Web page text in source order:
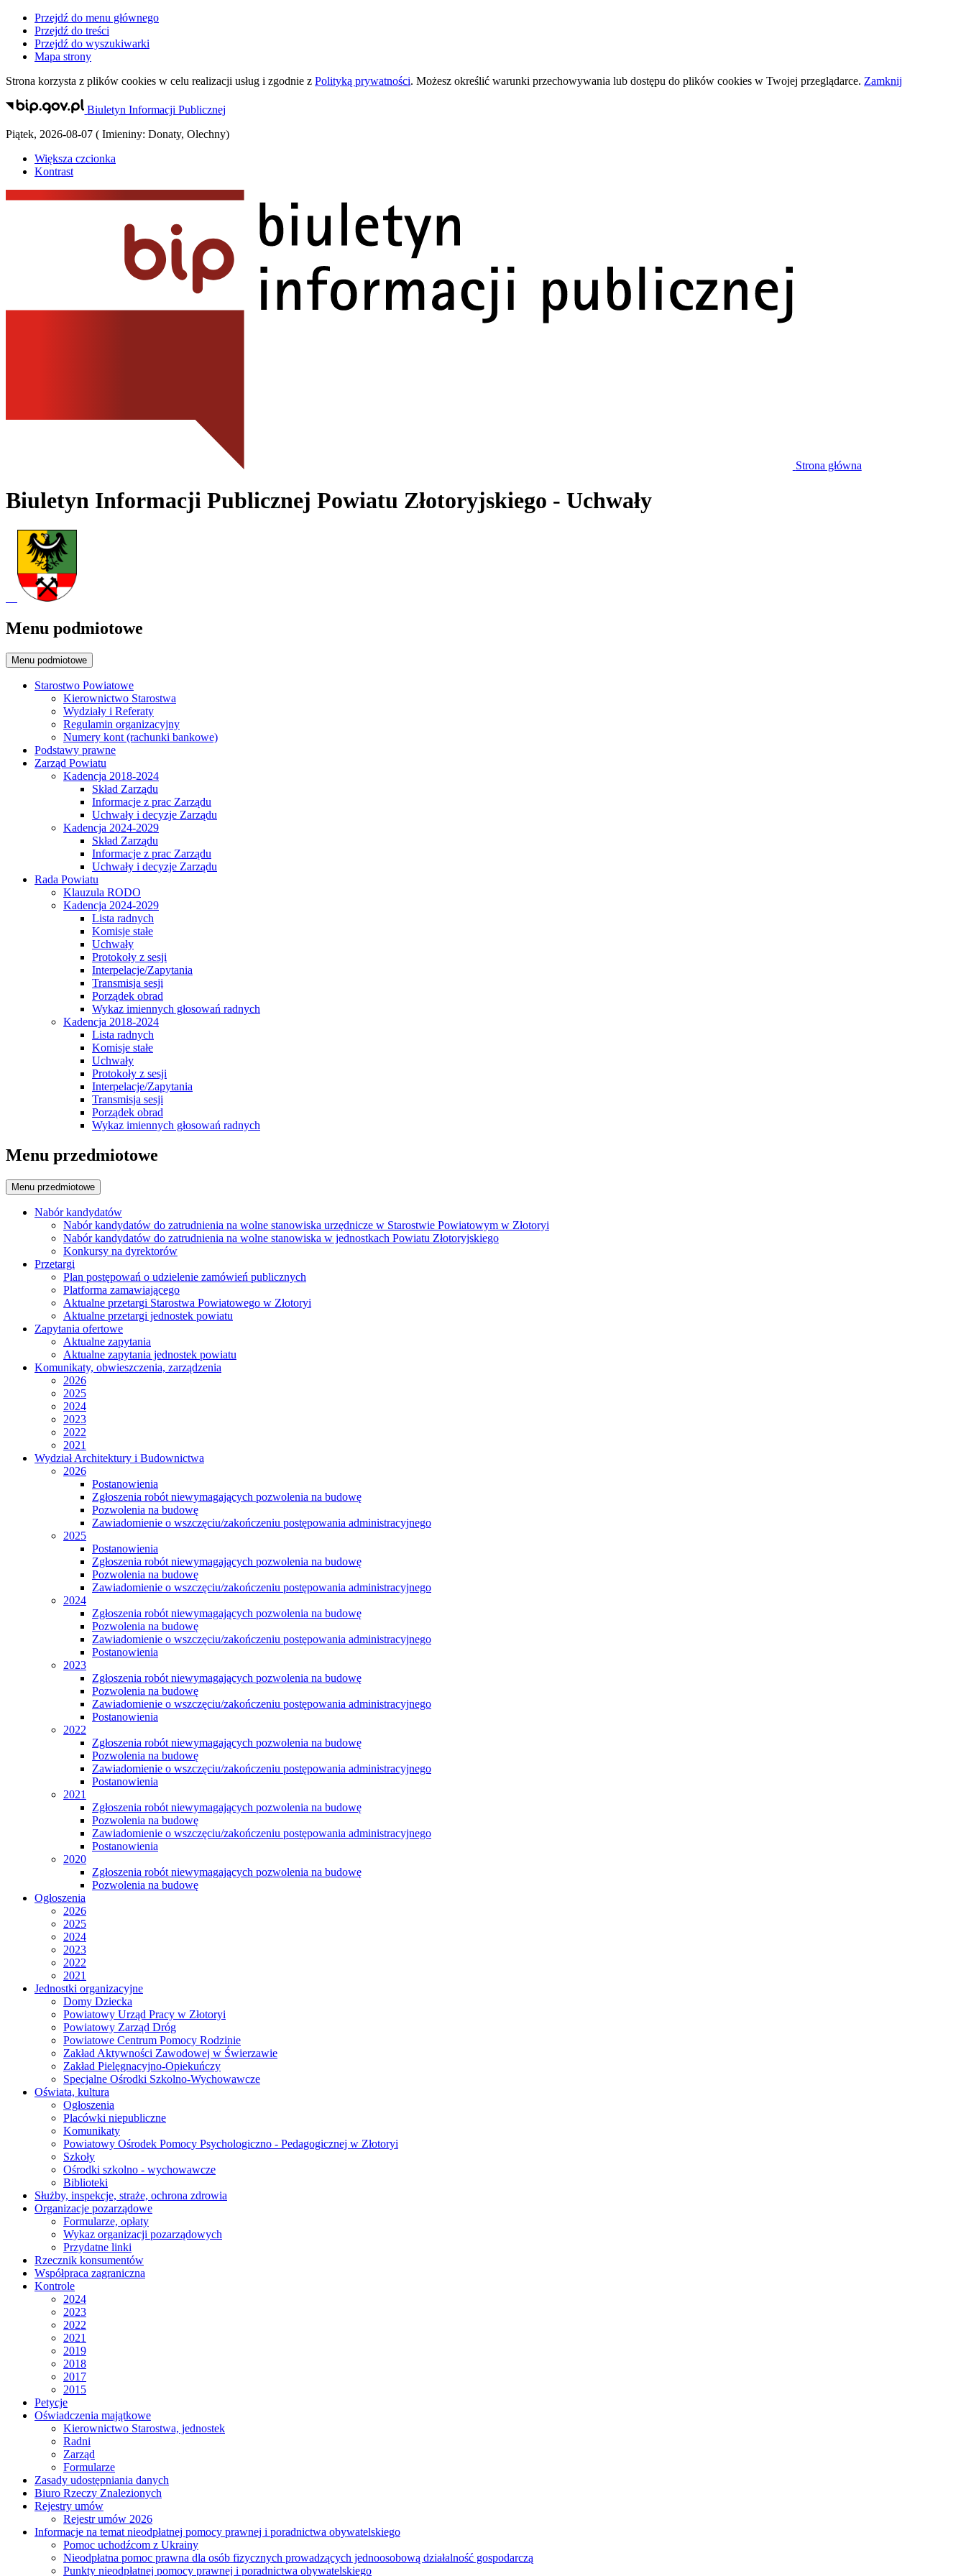
Przejdź do menu głównego
Przejdź do treści
Przejdź do wyszukiwarki
Mapa strony
Strona korzysta z plików cookies w celu realizacji usług i zgodnie z Polityką prywatności. Możesz określić warunki przechowywania lub dostępu do plików cookies w Twojej przeglądarce. Zamknij
Biuletyn Informacji Publicznej
Piątek, 2026-08-07 ( Imieniny: Donaty, Olechny)
Większa czcionka
Kontrast
Strona główna
Biuletyn Informacji Publicznej Powiatu Złotoryjskiego - Uchwały
Menu podmiotowe
Menu podmiotowe
Starostwo Powiatowe
Kierownictwo Starostwa
Wydziały i Referaty
Regulamin organizacyjny
Numery kont (rachunki bankowe)
Podstawy prawne
Zarząd Powiatu
Kadencja 2018-2024
Skład Zarządu
Informacje z prac Zarządu
Uchwały i decyzje Zarządu
Kadencja 2024-2029
Skład Zarządu
Informacje z prac Zarządu
Uchwały i decyzje Zarządu
Rada Powiatu
Klauzula RODO
Kadencja 2024-2029
Lista radnych
Komisje stałe
Uchwały
Protokoły z sesji
Interpelacje/Zapytania
Transmisja sesji
Porządek obrad
Wykaz imiennych głosowań radnych
Kadencja 2018-2024
Lista radnych
Komisje stałe
Uchwały
Protokoły z sesji
Interpelacje/Zapytania
Transmisja sesji
Porządek obrad
Wykaz imiennych głosowań radnych
Menu przedmiotowe
Menu przedmiotowe
Nabór kandydatów
Nabór kandydatów do zatrudnienia na wolne stanowiska urzędnicze w Starostwie Powiatowym w Złotoryi
Nabór kandydatów do zatrudnienia na wolne stanowiska w jednostkach Powiatu Złotoryjskiego
Konkursy na dyrektorów
Przetargi
Plan postępowań o udzielenie zamówień publicznych
Platforma zamawiającego
Aktualne przetargi Starostwa Powiatowego w Złotoryi
Aktualne przetargi jednostek powiatu
Zapytania ofertowe
Aktualne zapytania
Aktualne zapytania jednostek powiatu
Komunikaty, obwieszczenia, zarządzenia
2026
2025
2024
2023
2022
2021
Wydział Architektury i Budownictwa
2026
Postanowienia
Zgłoszenia robót niewymagających pozwolenia na budowę
Pozwolenia na budowę
Zawiadomienie o wszczęciu/zakończeniu postępowania administracyjnego
2025
Postanowienia
Zgłoszenia robót niewymagających pozwolenia na budowę
Pozwolenia na budowę
Zawiadomienie o wszczęciu/zakończeniu postępowania administracyjnego
2024
Zgłoszenia robót niewymagających pozwolenia na budowę
Pozwolenia na budowę
Zawiadomienie o wszczęciu/zakończeniu postępowania administracyjnego
Postanowienia
2023
Zgłoszenia robót niewymagających pozwolenia na budowę
Pozwolenia na budowę
Zawiadomienie o wszczęciu/zakończeniu postępowania administracyjnego
Postanowienia
2022
Zgłoszenia robót niewymagających pozwolenia na budowę
Pozwolenia na budowę
Zawiadomienie o wszczęciu/zakończeniu postępowania administracyjnego
Postanowienia
2021
Zgłoszenia robót niewymagających pozwolenia na budowę
Pozwolenia na budowę
Zawiadomienie o wszczęciu/zakończeniu postępowania administracyjnego
Postanowienia
2020
Zgłoszenia robót niewymagających pozwolenia na budowę
Pozwolenia na budowę
Ogłoszenia
2026
2025
2024
2023
2022
2021
Jednostki organizacyjne
Domy Dziecka
Powiatowy Urząd Pracy w Złotoryi
Powiatowy Zarząd Dróg
Powiatowe Centrum Pomocy Rodzinie
Zakład Aktywności Zawodowej w Świerzawie
Zakład Pielęgnacyjno-Opiekuńczy
Specjalne Ośrodki Szkolno-Wychowawcze
Oświata, kultura
Ogłoszenia
Placówki niepubliczne
Komunikaty
Powiatowy Ośrodek Pomocy Psychologiczno - Pedagogicznej w Złotoryi
Szkoły
Ośrodki szkolno - wychowawcze
Biblioteki
Służby, inspekcje, straże, ochrona zdrowia
Organizacje pozarządowe
Formularze, opłaty
Wykaz organizacji pozarządowych
Przydatne linki
Rzecznik konsumentów
Współpraca zagraniczna
Kontrole
2024
2023
2022
2021
2019
2018
2017
2015
Petycje
Oświadczenia majątkowe
Kierownictwo Starostwa, jednostek
Radni
Zarząd
Formularze
Zasady udostępniania danych
Biuro Rzeczy Znalezionych
Rejestry umów
Rejestr umów 2026
Informacje na temat nieodpłatnej pomocy prawnej i poradnictwa obywatelskiego
Pomoc uchodźcom z Ukrainy
Nieodpłatna pomoc prawna dla osób fizycznych prowadzących jednoosobową działalność gospodarczą
Punkty nieodpłatnej pomocy prawnej i poradnictwa obywatelskiego